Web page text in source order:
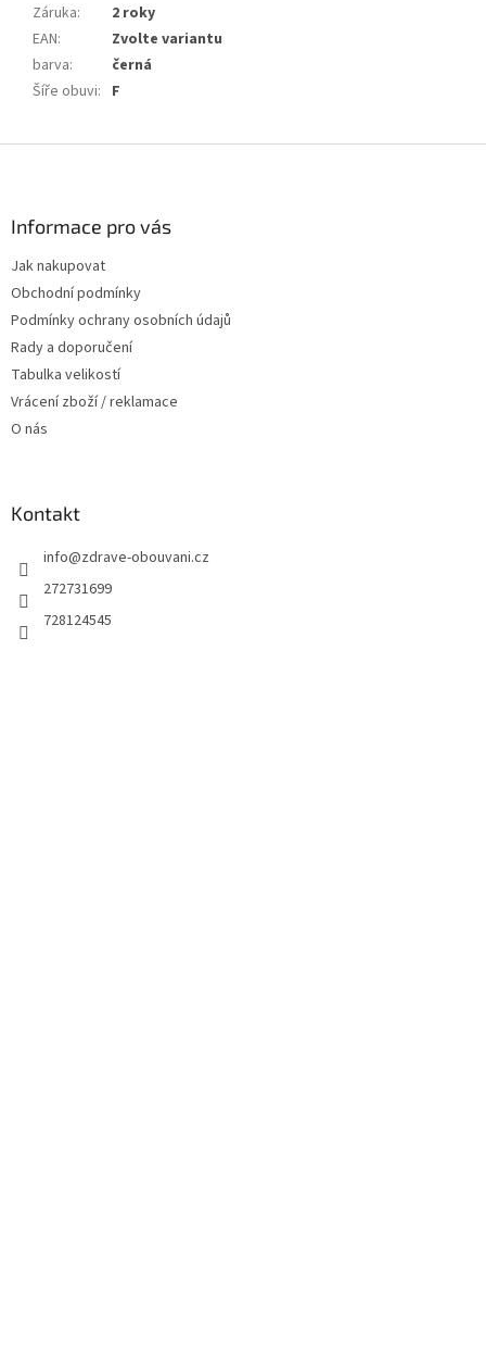
Záruka:
2 roky
EAN:
Zvolte variantu
barva:
černá
Šíře obuvi: F
Informace pro vás
Jak nakupovat
Obchodní podmínky
Podmínky ochrany osobních údajů
Rady a doporučení
Tabulka velikostí
Vrácení zboží / reklamace
O nás
Kontakt
info@zdrave-obouvani.cz
272731699
728124545